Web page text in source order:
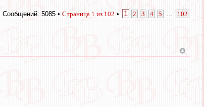
Сообщений: 5085 • Страница 1 из 102 • 1 2 3 4 5 102